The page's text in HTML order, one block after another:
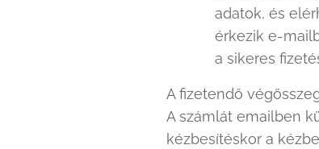
adatok, és
érkezik e-
a sikeres
A fizetendő
A számlát emailben
kézbesítéskor a